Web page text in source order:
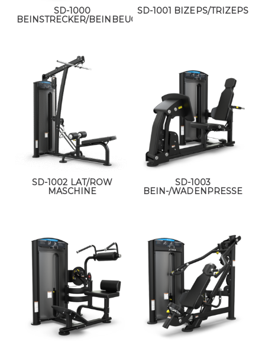
SD-1000
BEINSTRECKER/BEINBEUGER
SD-1001 BIZEPS/TRIZEPS
SD-1002 LAT/ROW
MASCHINE
SD-1003
BEIN-/WADENPRESSE